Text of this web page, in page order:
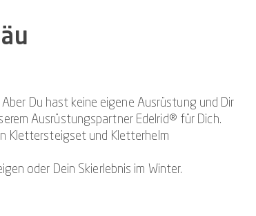
Du hast keine eigene Ausrüstung und Dir
Ausrüstungspartner Edelrid® für Dich.
Klettersteigset und Kletterhelm
oder Dein Skierlebnis im Winter.